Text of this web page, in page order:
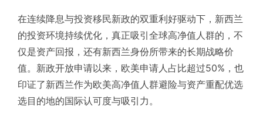
在连续降息与投资移民新政的双重利好驱动下，新西兰
的投资环境持续优化，真正吸引全球高净值人群的，不
仅是资产回报，还有新西兰身份所带来的长期战略价
值。新政开放申请以来，欧美申请人占比超过50%，也
印证了新西兰作为欧美高净值人群避险与资产重配优选
选目的地的国际认可度与吸引力。